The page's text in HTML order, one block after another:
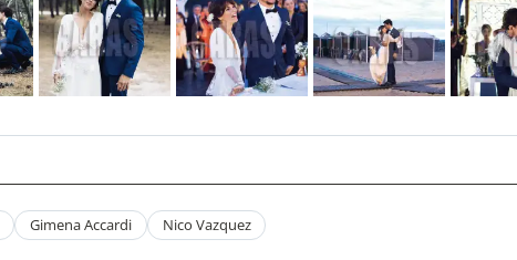
Gimena Accardi Nico Vazquez